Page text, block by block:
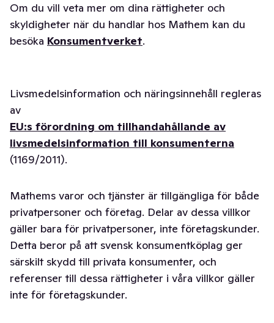
Om du vill veta mer om dina rättigheter och
skyldigheter när du handlar hos Mathem kan du
besöka Konsumentverket.
Livsmedelsinformation och näringsinnehåll regleras
av
EU:s förordning om tillhandahållande av
livsmedelsinformation till konsumenterna
(1169/2011).
Mathems varor och tjänster är tillgängliga för både
privatpersoner och företag. Delar av dessa villkor
gäller bara för privatpersoner, inte företagskunder.
Detta beror på att svensk konsumentköplag ger
särskilt skydd till privata konsumenter, och
referenser till dessa rättigheter i våra villkor gäller
inte för företagskunder.